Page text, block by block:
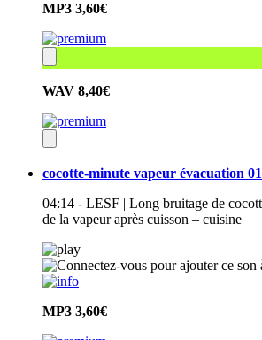
MP3 3,60€
WAV 8,40€
cocotte-minute vapeur évacuation 01
04:14 - LESF | Long bruitage de
de la vapeur après cuisson – cuisine
MP3 3,60€